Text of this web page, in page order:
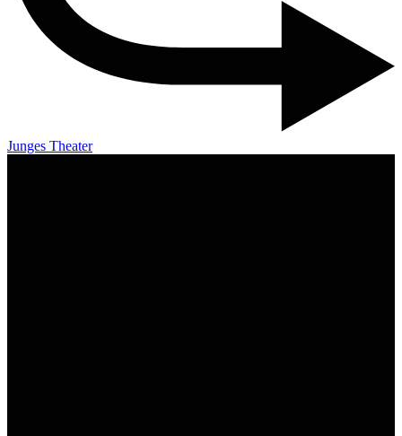
Junges Theater